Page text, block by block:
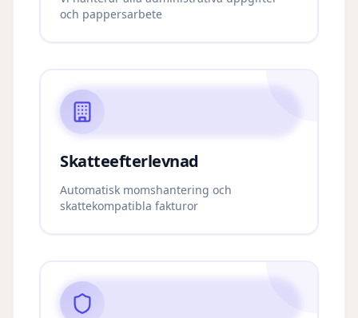
och pappersarbete
Skatteefterlevnad
Automatisk momshantering och
skattekompatibla fakturor